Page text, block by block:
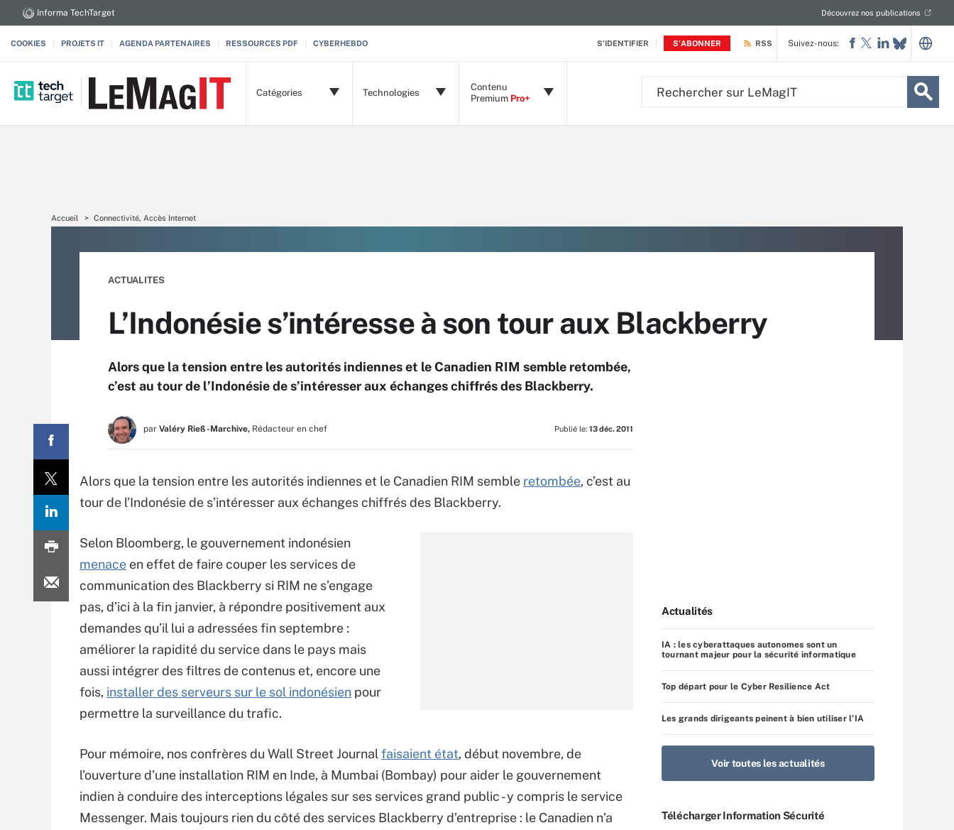
S'IDENTIFIER S'ABONNER
Informa TechTarget Découvrez nos publications
COOKIES PROJETS IT AGENDA PARTENAIRES RESSOURCES PDF CYBERHEBDO RSS
Catégories Technologies
Contenu
Premium Pro+
Suivez-nous:
Accueil Connectivité, Accès Internet
ACTUALITES
L’Indonésie s’intéresse à son tour aux Blackberry
Alors que la tension entre les autorités indiennes et le Canadien RIM semble retombée,
c’est au tour de l’Indonésie de s’intéresser aux échanges chiffrés des Blackberry.
par Valéry Rieß-Marchive, Rédacteur en chef Publié le: 13 déc. 2011
Alors que la tension entre les autorités indiennes et le Canadien RIM semble retombée, c’est au
tour de l’Indonésie de s’intéresser aux échanges chiffrés des Blackberry.
Selon Bloomberg, le gouvernement indonésien
menace en effet de faire couper les services de
communication des Blackberry si RIM ne s’engage
pas, d’ici à la fin janvier, à répondre positivement aux
demandes qu’il lui a adressées fin septembre :
améliorer la rapidité du service dans le pays mais
aussi intégrer des filtres de contenus et, encore une
fois, installer des serveurs sur le sol indonésien pour
permettre la surveillance du trafic.
Pour mémoire, nos confrères du Wall Street Journal faisaient état, début novembre, de
l’ouverture d’une installation RIM en Inde, à Mumbai (Bombay) pour aider le gouvernement
indien à conduire des interceptions légales sur ses services grand public - y compris le service
Messenger. Mais toujours rien du côté des services Blackberry d’entreprise : le Canadien n’a
Actualités
IA : les cyberattaques autonomes sont un
tournant majeur pour la sécurité informatique
Top départ pour le Cyber Resilience Act
Les grands dirigeants peinent à bien utiliser l’IA
Voir toutes les actualités
Télécharger Information Sécurité